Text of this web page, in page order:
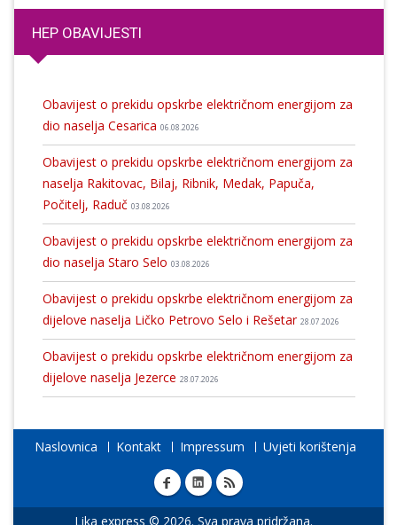
HEP OBAVIJESTI
Obavijest o prekidu opskrbe električnom energijom za
dio naselja Cesarica 06.08.2026
Obavijest o prekidu opskrbe električnom energijom za
naselja Rakitovac, Bilaj, Ribnik, Medak, Papuča,
Počitelj, Raduč 03.08.2026
Obavijest o prekidu opskrbe električnom energijom za
dio naselja Staro Selo 03.08.2026
Obavijest o prekidu opskrbe električnom energijom za
dijelove naselja Ličko Petrovo Selo i Rešetar 28.07.2026
Obavijest o prekidu opskrbe električnom energijom za
dijelove naselja Jezerce 28.07.2026
Naslovnica Kontakt Impressum Uvjeti korištenja
Lika express © 2026. Sva prava pridržana.